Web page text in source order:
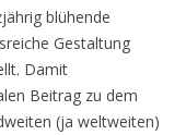
blühende
Gestaltung
Damit
Beitrag zu dem
(ja weltweiten)